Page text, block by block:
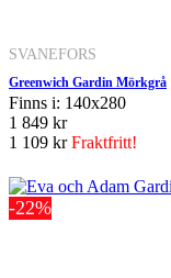
SVANEFORS
Greenwich Gardin Mörkgrå
Finns i: 140x280
1 849 kr
1 109 krFraktfritt!
-22%